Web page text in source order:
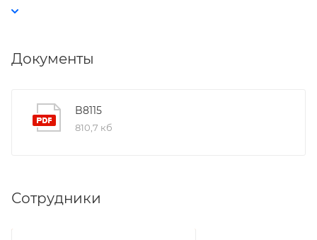
Документы
B8115
810,7 кб
Сотрудники